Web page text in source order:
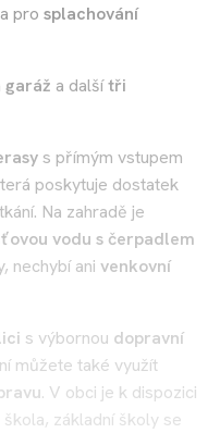
pro splachování
garáž a dalšítři
s přímým vstupem
poskytuje dostatek
Na zahradě je
vodu s čerpadlem
nechybí ani venkovní
s výbornou dopravní
můžete také využít
. V obci je k dispozici
základní školy se